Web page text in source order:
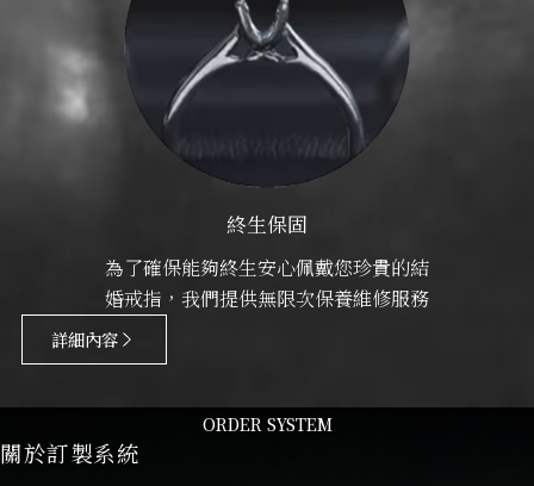
終生保固
為了確保能夠終生安心佩戴您珍貴的結
婚戒指，我們提供無限次保養維修服務
詳細內容
ORDER SYSTEM
關於訂製系統